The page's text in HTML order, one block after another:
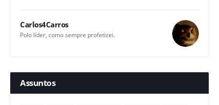
Carlos4Carros
Polo líder, como sempre profetizei.
Assuntos